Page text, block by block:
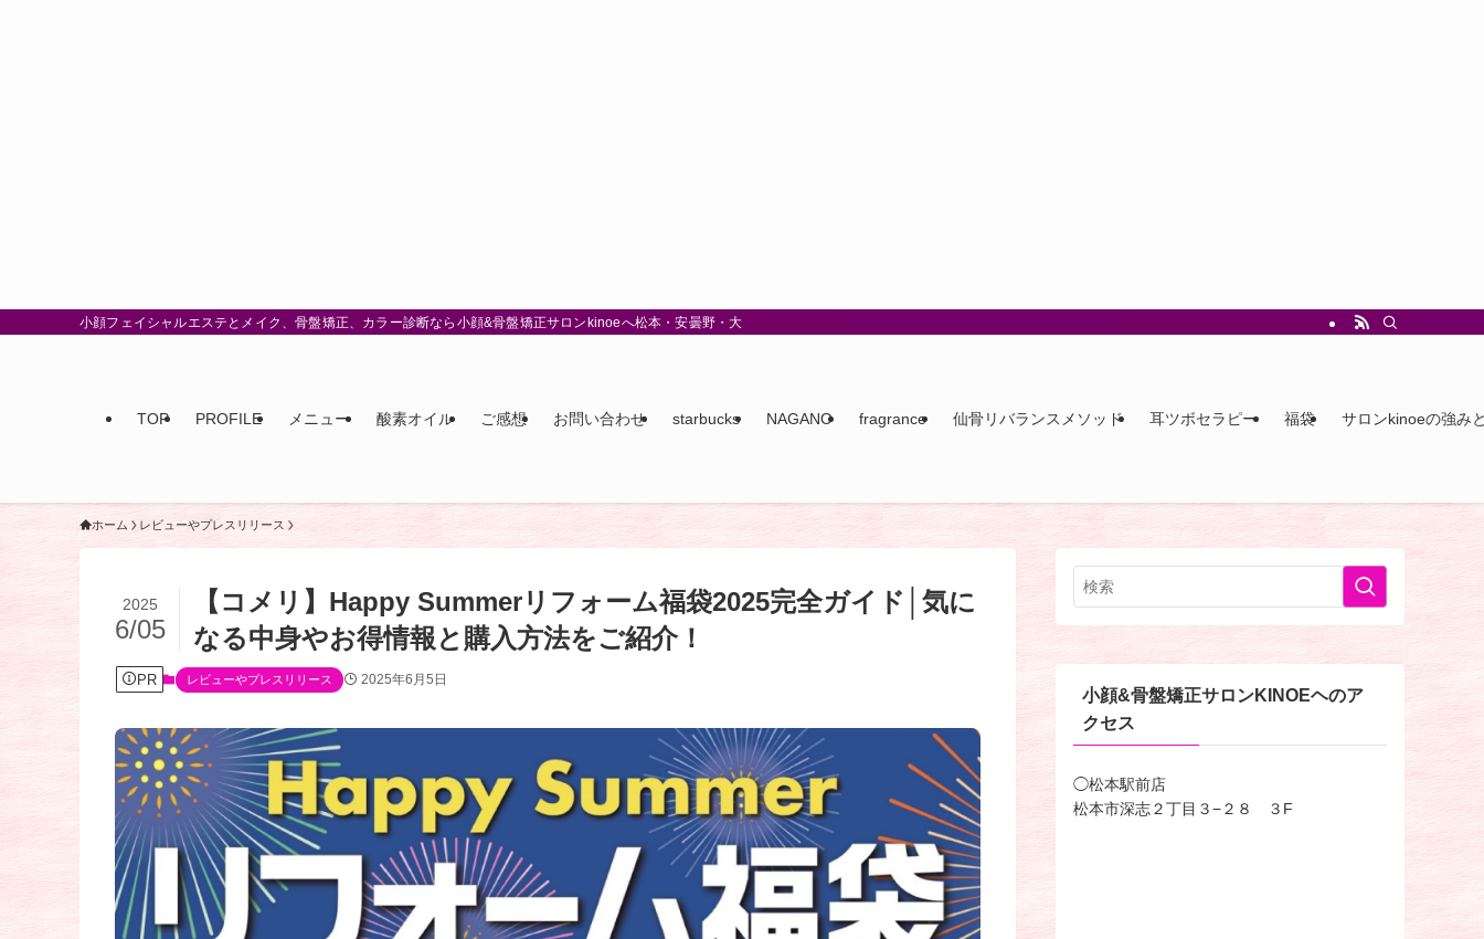
小顔フェイシャルエステとメイク、骨盤矯正、カラー診断なら小顔&骨盤矯正サロンkinoeへ松本・安曇野・大町
TOP PROFILE メニュー 酸素オイル ご感想 お問い合わせ starbucks NAGANO fragrance 仙骨リバランスメソッド 耳ツボセラピー 福袋 サロンkinoeの強み
ホーム レビューやプレスリリース
【コメリ】Happy Summerリフォーム福袋2025完全ガイド│気に
なる中身やお得情報と購入方法をご紹介！
2025
6/05
PR レビューやプレスリリース 2025年6月5日
小顔&骨盤矯正サロンKINOEヘのア
クセス
◯松本駅前店
松本市深志２丁目３−２８ ３F